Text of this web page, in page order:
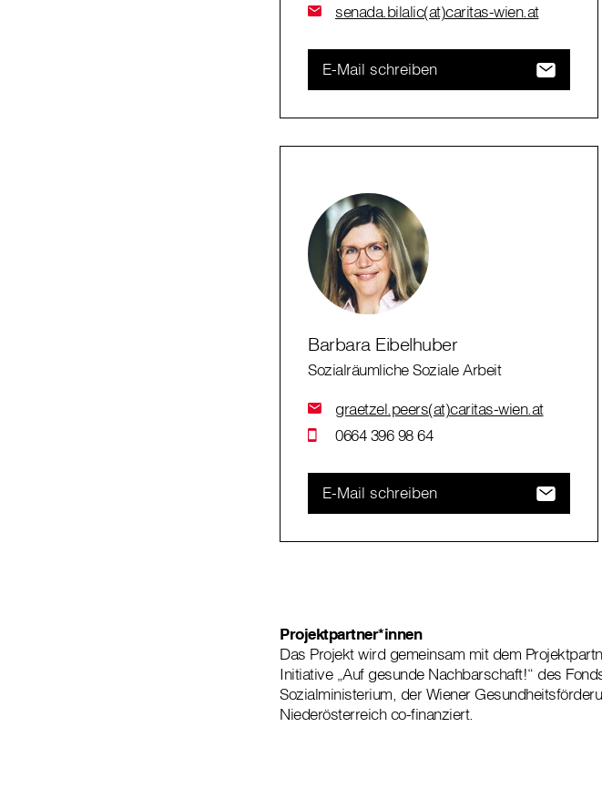
senada.bilalic(at)caritas-wien.at
E-Mail schreiben
Barbara Eibelhuber
Sozialräumliche Soziale Arbeit
graetzel.peers(at)caritas-wien.at
0664 396 98 64
E-Mail schreiben
Projektpartner*innen
Das Projekt wird gemeinsam mit dem
Initiative „Auf gesunde Nachbarschaft!“ des
Sozialministerium, der Wiener
Niederösterreich co-finanziert.